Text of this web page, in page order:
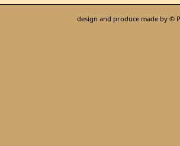
design and produce made by ©